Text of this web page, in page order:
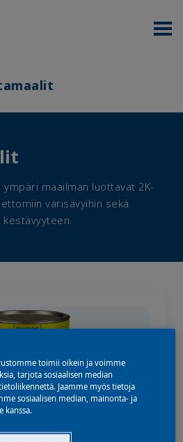
maailman luottavat 2K-
värisävyihin sekä
toimii oikein ja voimme
tarjota sosiaalisen median
Jaamme myös tietoja
sosiaalisen median, mainonta- ja
kanssa.